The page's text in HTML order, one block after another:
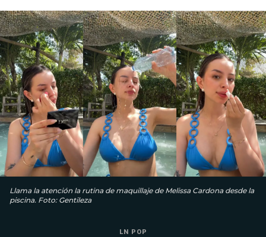
Llama la atención la rutina de maquillaje de Melissa Cardona desde la
piscina. Foto: Gentileza
LN POP